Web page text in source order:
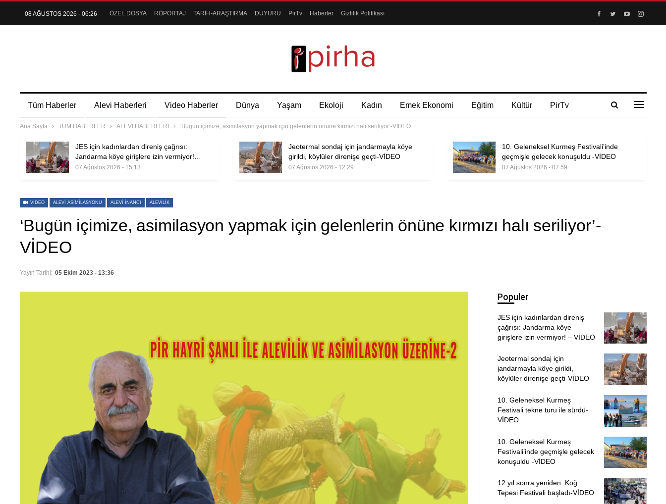
08 AĞUSTOS 2026 - 06:26 ÖZEL DOSYA RÖPORTAJ TARİH-ARAŞTIRMA DUYURU PirTv Haberler Gizlilik Politikası
Tüm Haberler Alevi Haberleri Video Haberler Dünya Yaşam Ekoloji Kadın Emek Ekonomi Eğitim Kültür PirTv
Ana Sayfa TÜM HABERLER ALEVİ HABERLERİ ‘Bugün içimize, asimilasyon yapmak için gelenlerin önüne kırmızı halı seriliyor’-VİDEO
JES için kadınlardan direniş çağrısı:
Jandarma köye girişlere izin vermiyor!…
07 Ağustos 2026 - 15:13
Jeotermal sondaj için jandarmayla köye
girildi, köylüler direnişe geçti-VİDEO
07 Ağustos 2026 - 12:29
10. Geleneksel Kurmeş Festivali’inde
geçmişle gelecek konuşuldu -VİDEO
07 Ağustos 2026 - 07:59
VIDEO ALEVI ASIMILASYONU ALEVI INANCI ALEVILIK
‘Bugün içimize, asimilasyon yapmak için gelenlerin önüne kırmızı halı seriliyor’-
VİDEO
Yayın Tarihi: 05 Ekim 2023 - 13:36
Populer
JES için kadınlardan direniş
çağrısı: Jandarma köye
girişlere izin vermiyor! – VİDEO
Jeotermal sondaj için
jandarmayla köye girildi,
köylüler direnişe geçti-VİDEO
10. Geleneksel Kurmeş
Festivali tekne turu ile sürdü-
VİDEO
10. Geleneksel Kurmeş
Festivali’inde geçmişle gelecek
konuşuldu -VİDEO
12 yıl sonra yeniden: Koğ
Tepesi Festivali başladı-VİDEO